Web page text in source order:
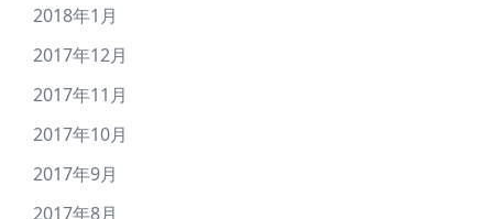
2018年1月
2017年12月
2017年11月
2017年10月
2017年9月
2017年8月